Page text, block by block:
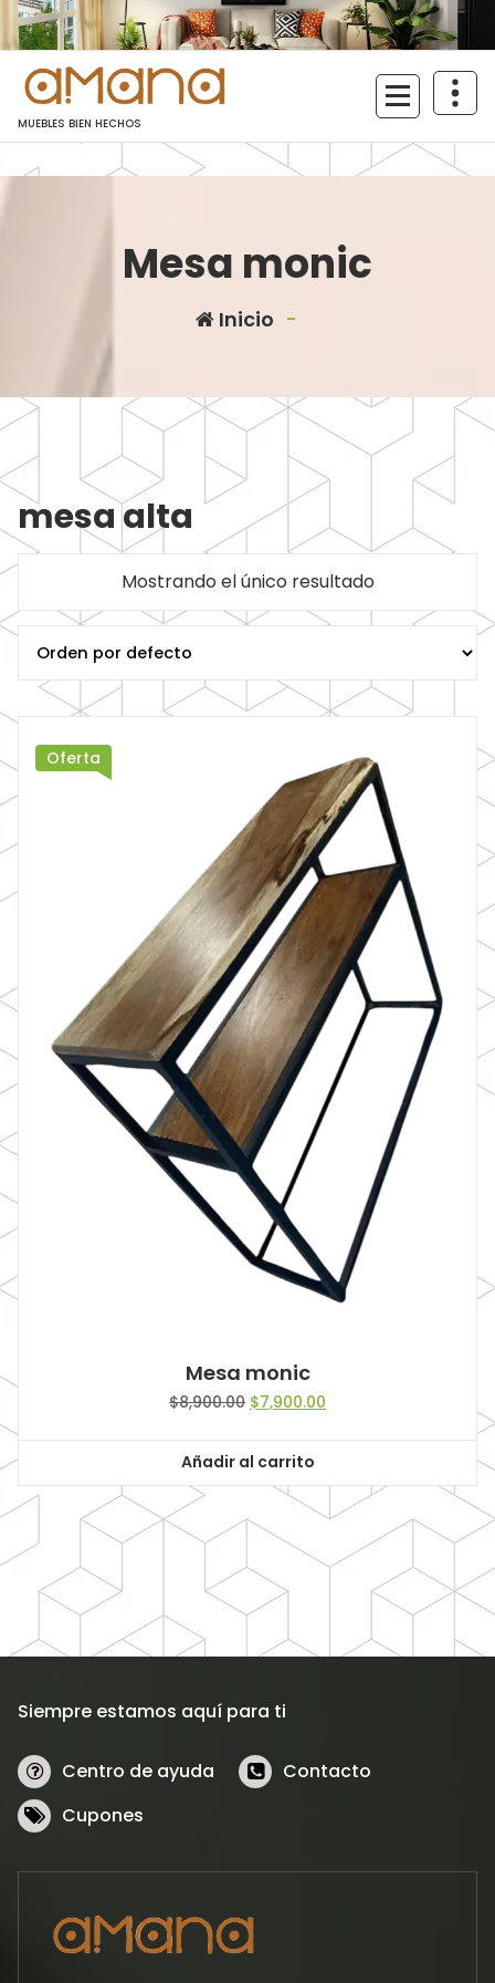
Saltar
al
contenido
MUEBLES BIEN HECHOS
Mesa monic
Inicio -
mesa alta
Mostrando el único resultado
Oferta
Mesa monic
$8,900.00 Original
$8,900.00.
$7,900.00
Añadir al carrito
Siempre estamos aquí para ti
Centro de ayuda
Contacto
Cupones